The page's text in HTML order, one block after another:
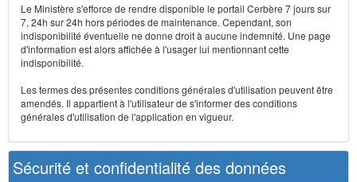
Le Ministère s'efforce de rendre disponible le portail Cerbère 7 jours sur
7, 24h sur 24h hors périodes de maintenance. Cependant, son
indisponibilité éventuelle ne donne droit à aucune indemnité. Une page
d'information est alors affichée à l'usager lui mentionnant cette
indisponibilité.
Les termes des présentes conditions générales d'utilisation peuvent être
amendés. Il appartient à l'utilisateur de s'informer des conditions
générales d'utilisation de l'application en vigueur.
Sécurité et confidentialité des données